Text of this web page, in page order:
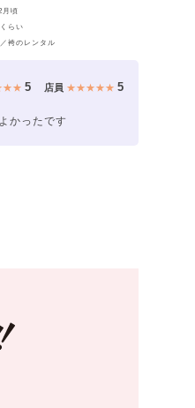
月頃
らい
袴のレンタル
5 店員 ★★★★★ 5
かったです